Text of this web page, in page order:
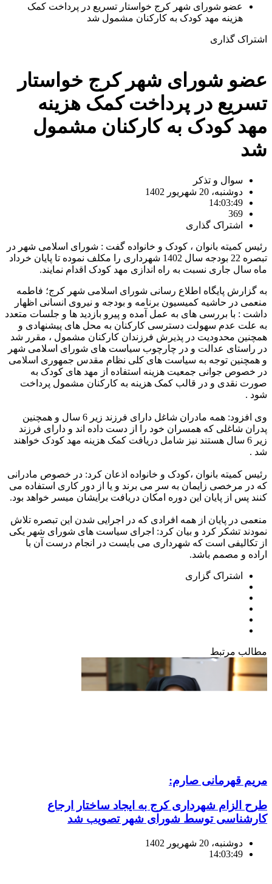
عضو شورای شهر کرج خواستار تسریع در پرداخت کمک
هزینه مهد کودک به کارکنان مشمول شد
اشتراک گذاری
عضو شورای شهر کرج خواستار
تسریع در پرداخت کمک هزینه
مهد کودک به کارکنان مشمول
شد
سوال و تذکر
دوشنبه، 20 شهریور 1402
14:03:49
369
اشتراک گذاری
رئیس کمیته بانوان ، کودک و خانواده گفت : شورای اسلامی شهر در
تبصره 22 بودجه سال 1402 شهرداری را مکلف نموده تا پایان خرداد
ماه سال جاری نسبت به راه اندازی مهد کودک اقدام نمایند.
به گزارش پایگاه اطلاع رسانی شورای اسلامی شهر کرج؛ فاطمه
منعمی در حاشیه کمیسیون برنامه و بودجه و نیروی انسانی اظهار
داشت : با بررسی های به عمل آمده و پیرو بازدید ها و جلسات متعدد
به علت عدم سهولت دسترسی کارکنان به محل های پیشنهادی و
همچنین محدودیت در پذیرش فرزندان کارکنان مشمول ، مقرر شد
در راستای عدالت و در چارچوب سیاست های شورای اسلامی شهر
و همچنین توجه به سیاست های کلی نظام مقدس جمهوری اسلامی
در خصوص جوانی جمعیت هزینه استفاده از مهد های کودک به
صورت نقدی و در قالب کمک هزینه به کارکنان مشمول پرداخت
شود .
وی افزود: همه مادران شاغل دارای فرزند زیر 6 سال و همچنین
پدران شاغلی که همسران خود را از دست داده اند و دارای فرزند
زیر 6 سال هستند نیز شامل دریافت کمک هزینه مهد کودک خواهند
شد .
رئیس کمیته بانوان ،کودک و خانواده اذعان کرد: در خصوص مادرانی
که در مرخصی زایمان به سر می برند و یا از دور کاری استفاده می
کنند پس از پایان این دوره امکان دریافت برایشان میسر خواهد بود.
منعمی در پایان از همه افرادی که در اجرایی شدن این تبصره تلاش
نمودند تشکر کرد و بیان کرد: اجرای سیاست های شورای شهر یکی
از تکالیفی است که شهرداری می بایست در انجام درست آن با
اراده و مصمم باشد.
اشتراک گزاری
مطالب مرتبط
مریم قهرمانی صارم:
طرح الزام شهرداری کرج به ایجاد ساختار ارجاع
کارشناسی توسط شورای شهر تصویب شد
دوشنبه، 20 شهریور 1402
14:03:49